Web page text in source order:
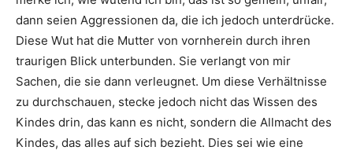
dann seien Aggressionen da, die ich jedoch unterdrücke.
Diese Wut hat die Mutter von vornherein durch ihren
traurigen Blick unterbunden. Sie verlangt von mir
Sachen, die sie dann verleugnet. Um diese Verhältnisse
zu durchschauen, stecke jedoch nicht das Wissen des
Kindes drin, das kann es nicht, sondern die Allmacht des
Kindes, das alles auf sich bezieht. Dies sei wie eine